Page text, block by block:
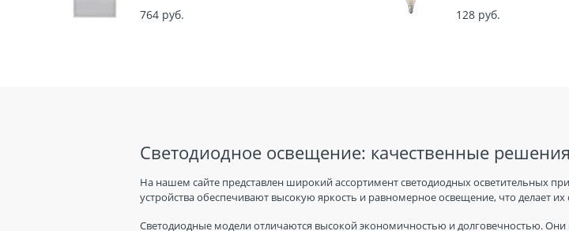
Матовый Б0039318
764 руб.
128 руб.
Светодиодное освещение: качественные
На нашем сайте представлен широкий ассортимент светодиодных осветительных
устройства обеспечивают высокую яркость и равномерное освещение, что делает
Светодиодные модели отличаются высокой экономичностью и долговечностью.